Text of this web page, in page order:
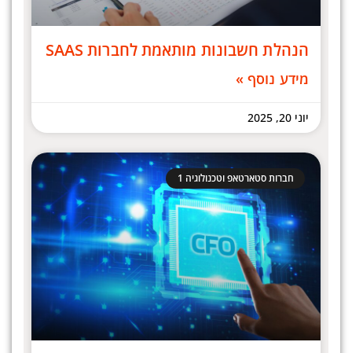
הנהלת חשבונות מותאמת לחברות SAAS
מידע נוסף »
יוני 20, 2025
חברות סטארטאפ וטכנולוגיה 1